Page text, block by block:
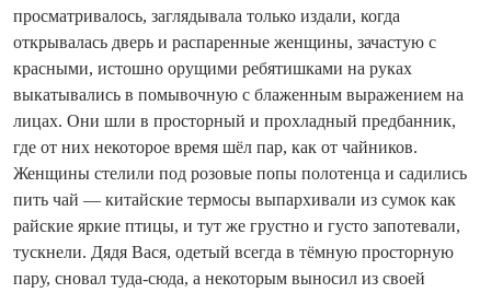
просматривалось, заглядывала только издали, когда
открывалась дверь и распаренные женщины, зачастую с
красными, истошно орущими ребятишками на руках
выкатывались в помывочную с блаженным выражением на
лицах. Они шли в просторный и прохладный предбанник,
где от них некоторое время шёл пар, как от чайников.
Женщины стелили под розовые попы полотенца и садились
пить чай — китайские термосы выпархивали из сумок как
райские яркие птицы, и тут же грустно и густо запотевали,
тускнели. Дядя Вася, одетый всегда в тёмную просторную
пару, сновал туда-сюда, а некоторым выносил из своей